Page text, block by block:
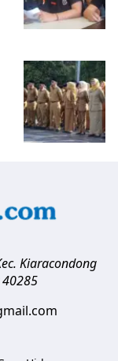
Kiaracondong
40285